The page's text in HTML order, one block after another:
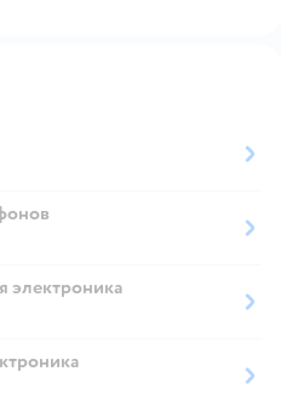
электроника